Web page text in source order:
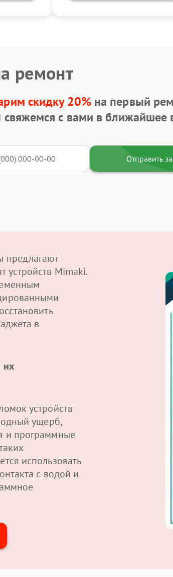
ремонт
скидку 20%на первый
с вами в ближайшее
Отправить
предлагают
устройств Mimaki.
в
их
устройств
ущерб,
и программные
использовать
с водой и